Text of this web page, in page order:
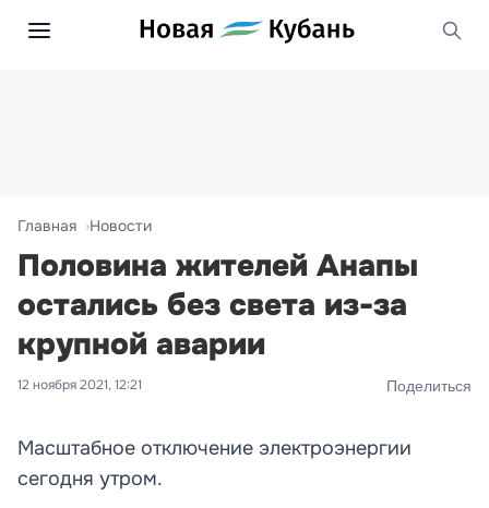
Главная Новости
Половина жителей Анапы
остались без света из-за
крупной аварии
12 ноября 2021, 12:21 Поделиться
Масштабное отключение электроэнергии
сегодня утром.